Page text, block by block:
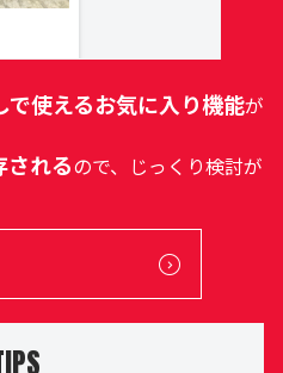
で使えるお気に入り機能が
れるので、じっくり検討が